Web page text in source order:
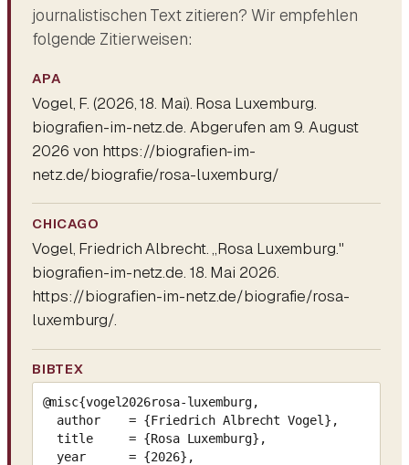
journalistischen Text zitieren? Wir empfehlen
folgende Zitierweisen:
APA
Vogel, F. (2026, 18. Mai). Rosa Luxemburg.
biografien-im-netz.de. Abgerufen am 9. August
2026 von https://biografien-im-
netz.de/biografie/rosa-luxemburg/
CHICAGO
Vogel, Friedrich Albrecht. „Rosa Luxemburg."
biografien-im-netz.de. 18. Mai 2026.
https://biografien-im-netz.de/biografie/rosa-
luxemburg/.
BIBTEX
@misc{vogel2026rosa-luxemburg,
  author    = {Friedrich Albrecht Vogel},
  title     = {Rosa Luxemburg},
  year      = {2026},